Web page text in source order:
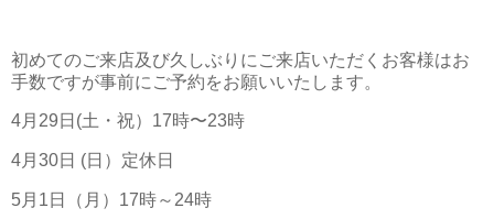
初めてのご来店及び久しぶりにご来店いただくお客様はお
手数ですが事前にご予約をお願いいたします。
4月29日(土・祝）17時〜23時
4月30日 (日）定休日
5月1日（月）17時～24時